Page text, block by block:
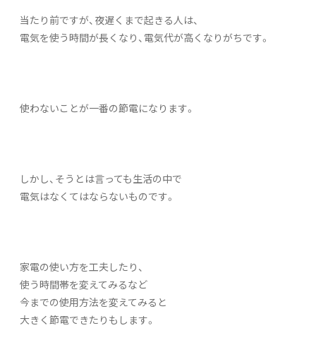
当たり前ですが、夜遅くまで起きる人は、
電気を使う時間が長くなり、電気代が高くなりがちです。
使わないことが一番の節電になります。
しかし、そうとは言っても生活の中で
電気はなくてはならないものです。
家電の使い方を工夫したり、
使う時間帯を変えてみるなど
今までの使用方法を変えてみると
大きく節電できたりもします。